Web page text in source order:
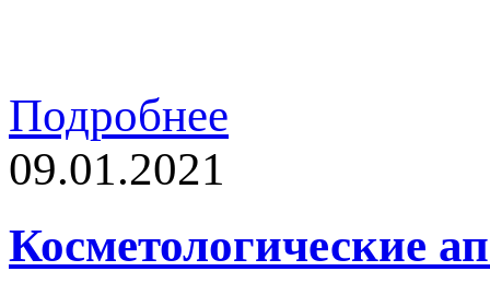
Подробнее
09.01.2021
Косметологические